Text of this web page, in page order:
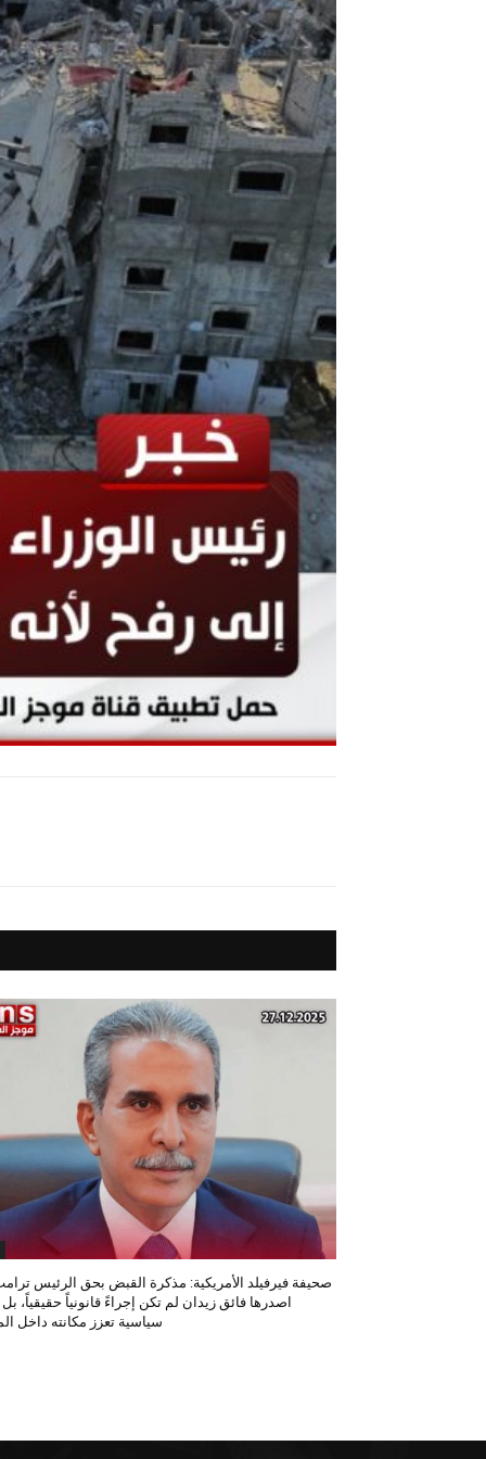
صحيفة فيرفيلد الأمريكية: مذكرة القبض بحق الرئيس
اصدرها فائق زيدان لم تكن إجراءً قانونياً حقيقياً،
سياسية تعزز مكانته داخل